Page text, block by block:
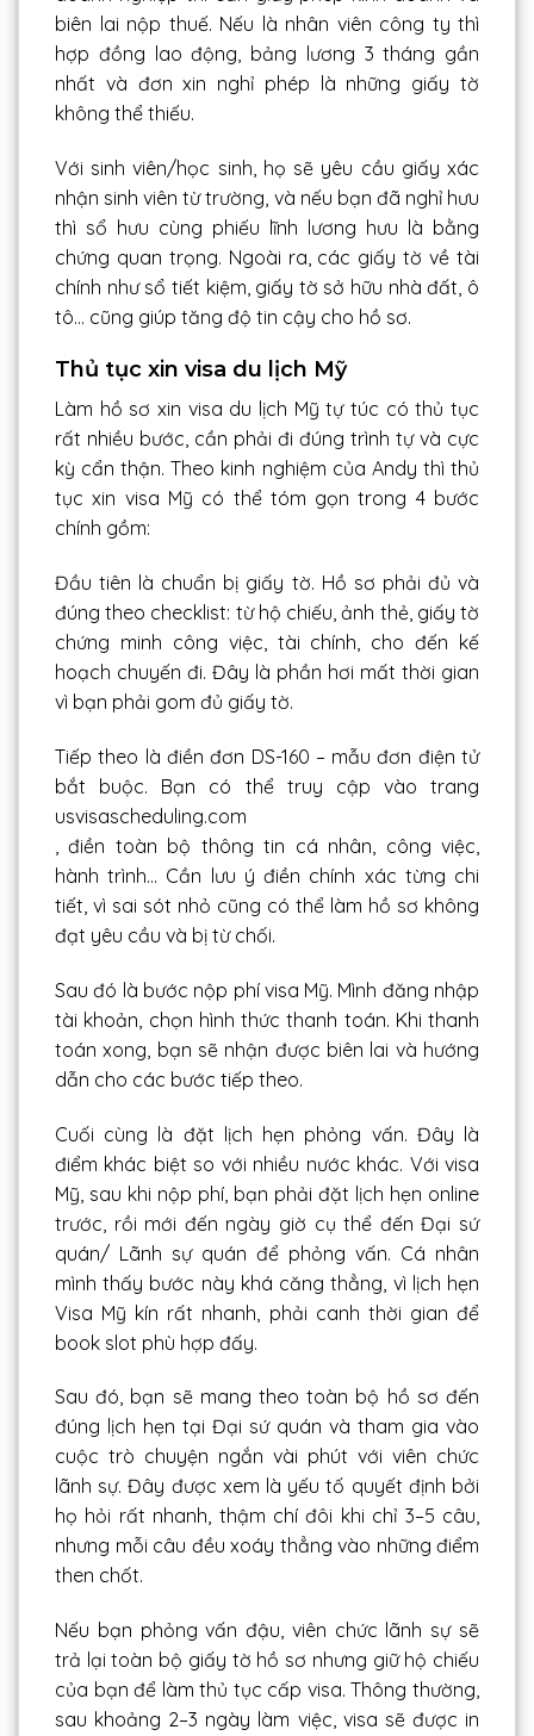
biên lai nộp thuế. Nếu là nhân viên công ty thì
hợp đồng lao động, bảng lương 3 tháng gần
nhất và đơn xin nghỉ phép là những giấy tờ
không thể thiếu.
Với sinh viên/học sinh, họ sẽ yêu cầu giấy xác
nhận sinh viên từ trường, và nếu bạn đã nghỉ hưu
thì sổ hưu cùng phiếu lĩnh lương hưu là bằng
chứng quan trọng. Ngoài ra, các giấy tờ về tài
chính như sổ tiết kiệm, giấy tờ sở hữu nhà đất, ô
tô… cũng giúp tăng độ tin cậy cho hồ sơ.
Thủ tục xin visa du lịch Mỹ
Làm hồ sơ xin visa du lịch Mỹ tự túc có thủ tục
rất nhiều bước, cần phải đi đúng trình tự và cực
kỳ cẩn thận. Theo kinh nghiệm của Andy thì thủ
tục xin visa Mỹ có thể tóm gọn trong 4 bước
chính gồm:
Đầu tiên là chuẩn bị giấy tờ. Hồ sơ phải đủ và
đúng theo checklist: từ hộ chiếu, ảnh thẻ, giấy tờ
chứng minh công việc, tài chính, cho đến kế
hoạch chuyến đi. Đây là phần hơi mất thời gian
vì bạn phải gom đủ giấy tờ.
Tiếp theo là điền đơn DS-160 – mẫu đơn điện tử
bắt buộc. Bạn có thể truy cập vào trang
usvisascheduling.com
, điền toàn bộ thông tin cá nhân, công việc,
hành trình… Cần lưu ý điền chính xác từng chi
tiết, vì sai sót nhỏ cũng có thể làm hồ sơ không
đạt yêu cầu và bị từ chối.
Sau đó là bước nộp phí visa Mỹ. Mình đăng nhập
tài khoản, chọn hình thức thanh toán. Khi thanh
toán xong, bạn sẽ nhận được biên lai và hướng
dẫn cho các bước tiếp theo.
Cuối cùng là đặt lịch hẹn phỏng vấn. Đây là
điểm khác biệt so với nhiều nước khác. Với visa
Mỹ, sau khi nộp phí, bạn phải đặt lịch hẹn online
trước, rồi mới đến ngày giờ cụ thể đến Đại sứ
quán/ Lãnh sự quán để phỏng vấn. Cá nhân
mình thấy bước này khá căng thẳng, vì lịch hẹn
Visa Mỹ kín rất nhanh, phải canh thời gian để
book slot phù hợp đấy.
Sau đó, bạn sẽ mang theo toàn bộ hồ sơ đến
đúng lịch hẹn tại Đại sứ quán và tham gia vào
cuộc trò chuyện ngắn vài phút với viên chức
lãnh sự. Đây được xem là yếu tố quyết định bởi
họ hỏi rất nhanh, thậm chí đôi khi chỉ 3–5 câu,
nhưng mỗi câu đều xoáy thẳng vào những điểm
then chốt.
Nếu bạn phỏng vấn đậu, viên chức lãnh sự sẽ
trả lại toàn bộ giấy tờ hồ sơ nhưng giữ hộ chiếu
của bạn để làm thủ tục cấp visa. Thông thường,
sau khoảng 2–3 ngày làm việc, visa sẽ được in